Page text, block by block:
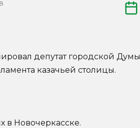
депутат городской Думы
казачьей столицы.
в Новочеркасске.